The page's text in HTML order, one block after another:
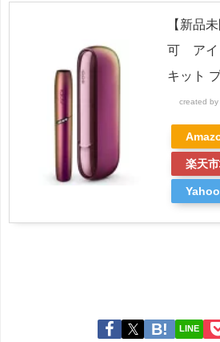
【新品
可 アイ
キット
created by
楽天
LINE